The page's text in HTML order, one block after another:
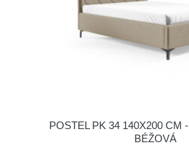
POSTEL PK 34 140X200 CM
BÉŽOVÁ